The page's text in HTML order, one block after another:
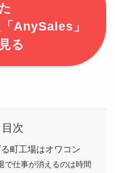
AnySales」
る
目次
町工場はオワコン
で仕事が消えるのは時間